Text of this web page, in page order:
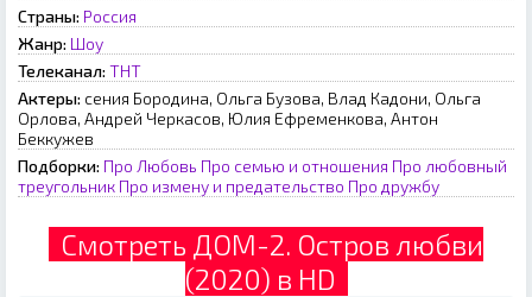
Страны: Россия
Жанр: Шоу
Телеканал: ТНТ
Актеры: сения Бородина, Ольга Бузова, Влад Кадони, Ольга
Орлова, Андрей Черкасов, Юлия Ефременкова, Антон
Беккужев
Подборки: Про Любовь Про семью и отношения Про любовный
треугольник Про измену и предательство Про дружбу
Смотреть ДОМ-2. Остров любви
(2020) в HD